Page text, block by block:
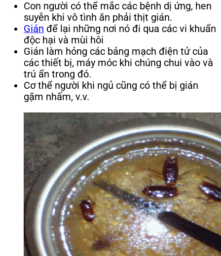
Con người có thể mắc các bệnh dị ứng, hen
suyễn khi vô tình ăn phải thịt gián.
Gián để lại những nơi nó đi qua các vi khuẩn
độc hại và mùi hôi
Gián làm hỏng các bảng mạch điện tử của
các thiết bị, máy móc khi chúng chui vào và
trú ẩn trong đó.
Cơ thể người khi ngủ cũng có thể bị gián
gặm nhấm, v.v.